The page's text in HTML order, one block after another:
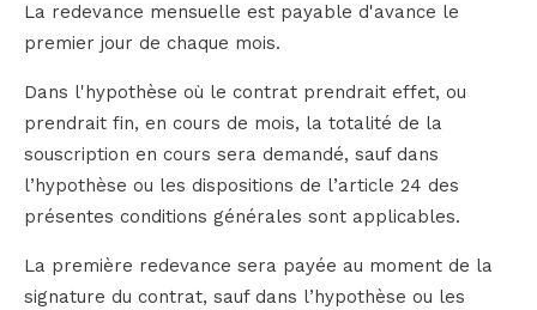
La redevance mensuelle est payable d'avance le
premier jour de chaque mois.
Dans l'hypothèse où le contrat prendrait effet, ou
prendrait fin, en cours de mois, la totalité de la
souscription en cours sera demandé, sauf dans
l’hypothèse ou les dispositions de l’article 24 des
présentes conditions générales sont applicables.
La première redevance sera payée au moment de la
signature du contrat, sauf dans l’hypothèse ou les